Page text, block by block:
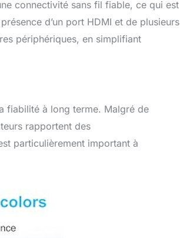
connectivité sans fil fiable, ce qui est
d’un port HDMI et de plusieurs
périphériques, en simplifiant
fiabilité à long terme. Malgré de
rapportent des
particulièrement important à